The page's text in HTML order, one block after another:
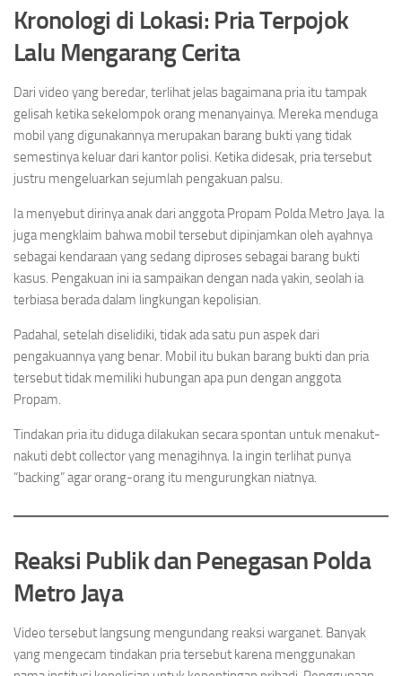
Kronologi di Lokasi: Pria Terpojok
Lalu Mengarang Cerita
Dari video yang beredar, terlihat jelas bagaimana pria itu tampak
gelisah ketika sekelompok orang menanyainya. Mereka menduga
mobil yang digunakannya merupakan barang bukti yang tidak
semestinya keluar dari kantor polisi. Ketika didesak, pria tersebut
justru mengeluarkan sejumlah pengakuan palsu.
Ia menyebut dirinya anak dari anggota Propam Polda Metro Jaya. Ia
juga mengklaim bahwa mobil tersebut dipinjamkan oleh ayahnya
sebagai kendaraan yang sedang diproses sebagai barang bukti
kasus. Pengakuan ini ia sampaikan dengan nada yakin, seolah ia
terbiasa berada dalam lingkungan kepolisian.
Padahal, setelah diselidiki, tidak ada satu pun aspek dari
pengakuannya yang benar. Mobil itu bukan barang bukti dan pria
tersebut tidak memiliki hubungan apa pun dengan anggota
Propam.
Tindakan pria itu diduga dilakukan secara spontan untuk menakut-
nakuti debt collector yang menagihnya. Ia ingin terlihat punya
“backing” agar orang-orang itu mengurungkan niatnya.
Reaksi Publik dan Penegasan Polda
Metro Jaya
Video tersebut langsung mengundang reaksi warganet. Banyak
yang mengecam tindakan pria tersebut karena menggunakan